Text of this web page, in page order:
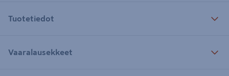
Tuotetiedot
Vaaralausekkeet